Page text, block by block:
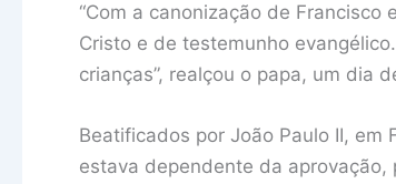
“Com a canonização de
Cristo e de testemunho
crianças”, realçou o papa, um dia
Beatificados por João Paulo II,
estava dependente da aprovação,